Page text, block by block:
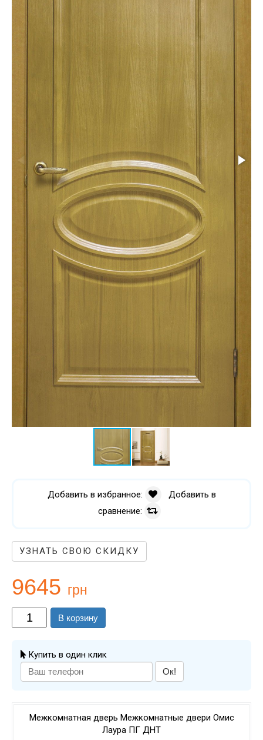
Добавить в избранное:
Добавить в
сравнение:
УЗНАТЬ СВОЮ СКИДКУ
9645 грн
В корзину
Купить в один клик
Ок!
Межкомнатная дверь Межкомнатные двери Омис
Лаура ПГ ДНТ